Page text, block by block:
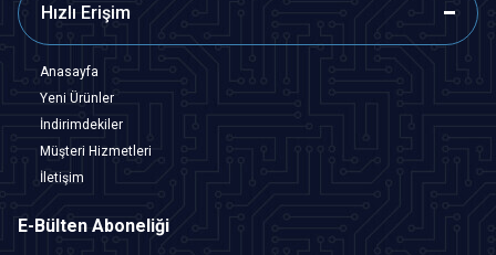
Hızlı Erişim
Anasayfa
Yeni Ürünler
İndirimdekiler
Müşteri Hizmetleri
İletişim
E-Bülten Aboneliği